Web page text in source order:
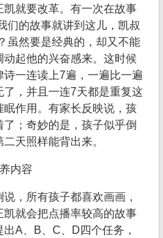
就要改革。有一次在故事
们的故事就讲到这儿，凯叔
虽然要是经典的，却又不能
起他的兴奋感来。这时候
一连读上7遍，一遍比一遍
，并且一连7天都是重复这
作用。有家长反映说，孩
；奇妙的是，孩子似乎倒
天照样能背出来。
内容
，所有孩子都喜欢画画，
就会把点播率较高的故事
A、B、C、D四个任务，